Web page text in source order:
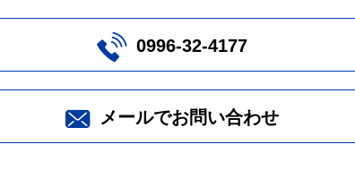
0996-32-4177
メールでお問い合わせ